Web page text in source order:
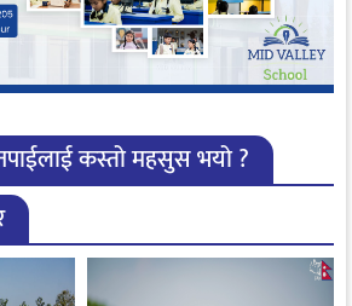
कस्तो महसुस भयो ?